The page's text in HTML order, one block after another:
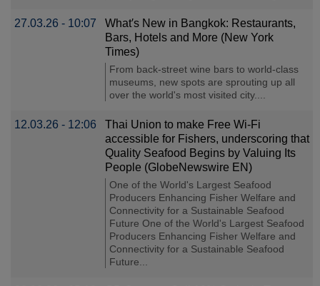
27.03.26 - 10:07
What′s New in Bangkok: Restaurants,
Bars, Hotels and More (New York
Times)
From back-street wine bars to world-class
museums, new spots are sprouting up all
over the world's most visited city....
12.03.26 - 12:06
Thai Union to make Free Wi-Fi
accessible for Fishers, underscoring that
Quality Seafood Begins by Valuing Its
People (GlobeNewswire EN)
One of the World's Largest Seafood
Producers Enhancing Fisher Welfare and
Connectivity for a Sustainable Seafood
Future One of the World's Largest Seafood
Producers Enhancing Fisher Welfare and
Connectivity for a Sustainable Seafood
Future...